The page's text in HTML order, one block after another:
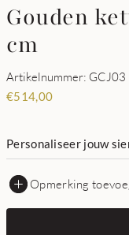
Gouden
cm
Artikelnummer: GCJ03
€514,00
Personaliseer jouw
Opmerking